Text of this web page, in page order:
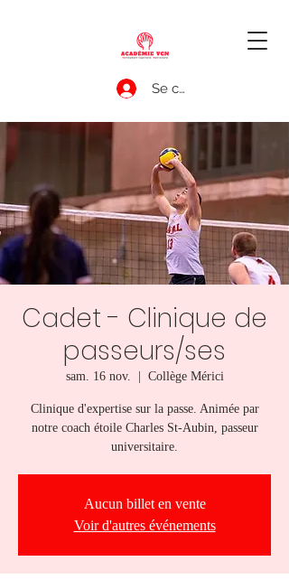
Se connecter
Cadet - Clinique de
passeurs/ses
sam. 16 nov. Collège Mérici
Clinique d'expertise sur la passe. Animée par
notre coach étoile Charles St-Aubin, passeur
universitaire.
Aucun billet en vente
Voir d'autres événements